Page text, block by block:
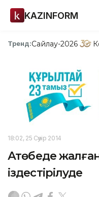
KAZINFORM
Тренд:Сайлау-2026
18:02, 25 Сәуір 2014
Ақтөбеде
іздестірілуде